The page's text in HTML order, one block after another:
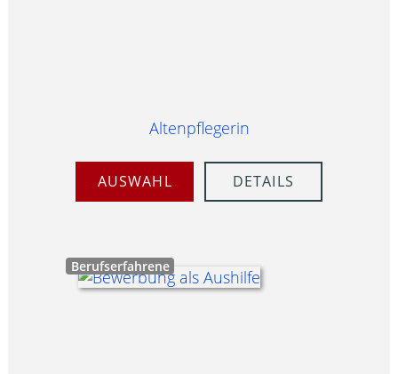
Altenpflegerin
AUSWAHL DETAILS
Berufserfahrene